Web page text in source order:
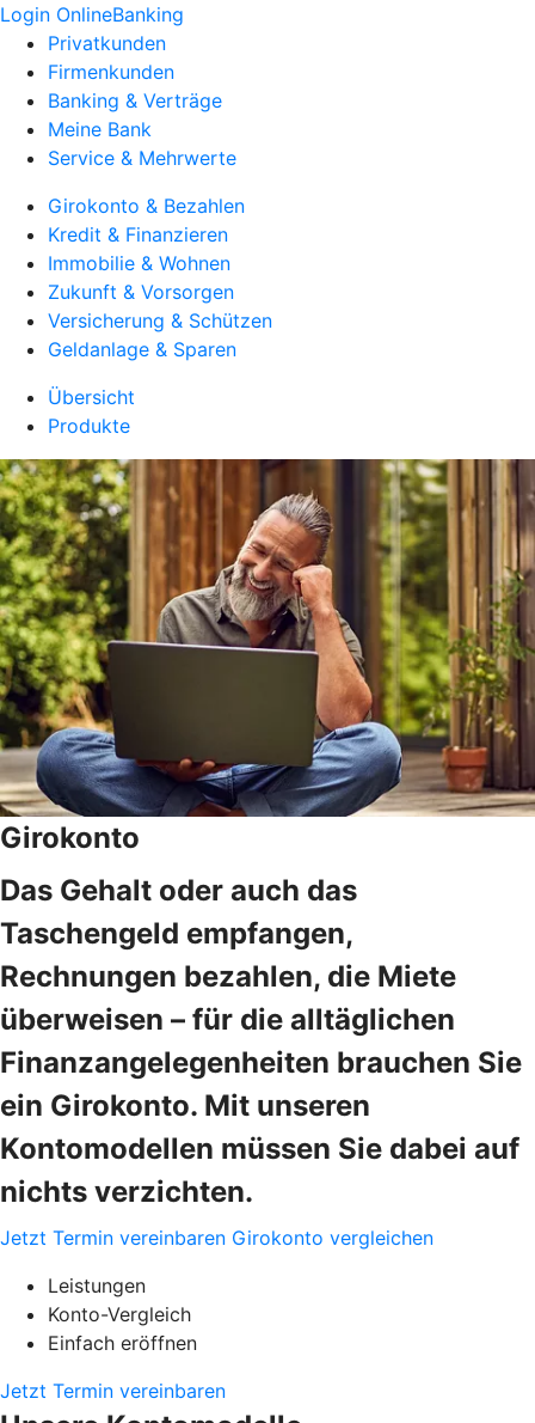
Login OnlineBanking
Privatkunden
Firmenkunden
Banking & Verträge
Meine Bank
Service & Mehrwerte
Girokonto & Bezahlen
Kredit & Finanzieren
Immobilie & Wohnen
Zukunft & Vorsorgen
Versicherung & Schützen
Geldanlage & Sparen
Übersicht
Produkte
Girokonto
Das Gehalt oder auch das
Taschengeld empfangen,
Rechnungen bezahlen, die Miete
überweisen – für die alltäglichen
Finanzangelegenheiten brauchen Sie
ein Girokonto. Mit unseren
Kontomodellen müssen Sie dabei auf
nichts verzichten.
Jetzt Termin vereinbaren Girokonto vergleichen
Leistungen
Konto-Vergleich
Einfach eröffnen
Jetzt Termin vereinbaren